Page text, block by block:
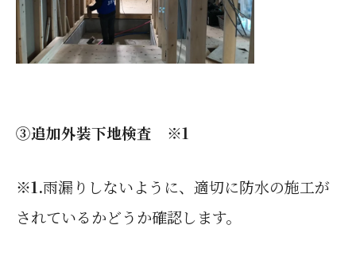
③追加外装下地検査 ※1
※1.雨漏りしないように、適切に防水の施工が
されているかどうか確認します。